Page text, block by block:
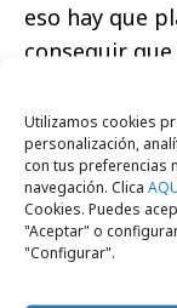
Utilizamos cookies
personalización,
con tus preferencias
navegación. Clica
Cookies. Puedes
"Aceptar" o
"Configurar".
eso hay que
conseguir que
Teresa
global
ámbito local: “
feminismo ,
reales de las